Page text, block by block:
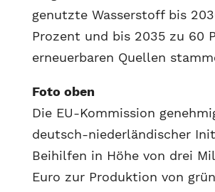
genutzte Wasserstoff bis
Prozent und bis 2035 zu 60
erneuerbaren Quellen
Foto oben
Die EU-Kommission
deutsch-niederländischer
Beihilfen in Höhe von drei
Euro zur Produktion von